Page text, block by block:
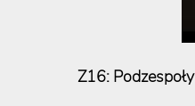
Z16: Podzespoły